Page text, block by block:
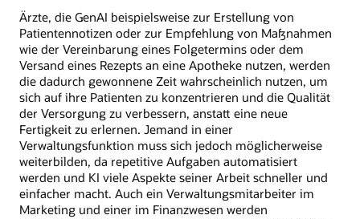
Ärzte, die GenAI beispielsweise zur Erstellung von
Patientennotizen oder zur Empfehlung von Maßnahmen
wie der Vereinbarung eines Folgetermins oder dem
Versand eines Rezepts an eine Apotheke nutzen, werden
die dadurch gewonnene Zeit wahrscheinlich nutzen, um
sich auf ihre Patienten zu konzentrieren und die Qualität
der Versorgung zu verbessern, anstatt eine neue
Fertigkeit zu erlernen. Jemand in einer
Verwaltungsfunktion muss sich jedoch möglicherweise
weiterbilden, da repetitive Aufgaben automatisiert
werden und KI viele Aspekte seiner Arbeit schneller und
einfacher macht. Auch ein Verwaltungsmitarbeiter im
Marketing und einer im Finanzwesen werden